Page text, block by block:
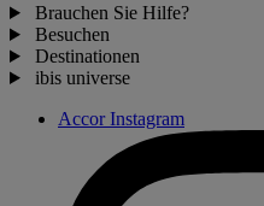
Brauchen Sie Hilfe?
Besuchen
Destinationen
ibis universe
Accor Instagram